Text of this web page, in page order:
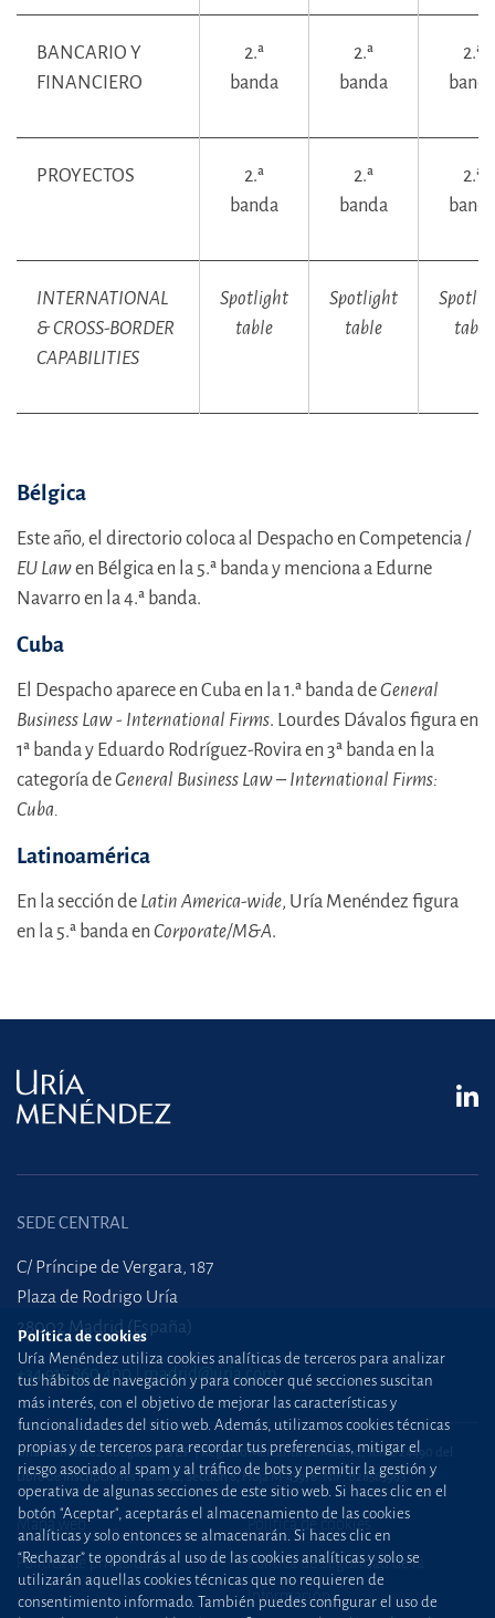
BANCARIO Y
FINANCIERO
2.ª
banda
2.ª
banda
2.ª
PROYECTOS
2.ª
banda
2.ª
banda
2.ª
INTERNATIONAL
& CROSS-BORDER
CAPABILITIES
Spotlight
table
Spotlight
table
table
Bélgica
Este año, el directorio coloca al Despacho en Competencia /
EU Lawen Bélgica en la 5.ª banda y menciona a Edurne
Navarro en la 4.ª banda.
Cuba
El Despacho aparece en Cuba en la 1.ª banda deGeneral
Business Law - International Firms. Lourdes Dávalos figura en
1ª banda y Eduardo Rodríguez-Rovira en 3ª banda en la
categoría deGeneral Business Law – International Firms:
Cuba.
Latinoamérica
En la sección de Latin America-wide, Uría Menéndez figura
en la 5.ª banda en Corporate/M&A.
SEDE CENTRAL
C/ Príncipe de Vergara, 187
Plaza de Rodrigo Uría
28002 Madrid (España)
+34 915 860 400 madrid@uria.com
Uría Menéndez Abogados, S.L.P. | Registro Mercantil de Madrid, Tomo 24490 del
Libro de Inscripciones Folio 42, Sección 8, Hoja M-43976. NIF: B28563963
Mapa web Política de cookies
Política de privacidad
Política de Seguridad de la
Información
Política de cookies
Uría Menéndez utiliza cookies analíticas de terceros para analizar
tus hábitos de navegación y para conocer qué secciones suscitan
más interés, con el objetivo de mejorar las características y
funcionalidades del sitio web. Además, utilizamos cookies técnicas
propias y de terceros para recordar tus preferencias, mitigar el
riesgo asociado al spam y al tráfico de bots y permitir la gestión y
operativa de algunas secciones de este sitio web. Si haces clic en el
botón "Aceptar", aceptarás el almacenamiento de las cookies
analíticas y solo entonces se almacenarán. Si haces clic en
“Rechazar” te opondrás al uso de las cookies analíticas y solo se
utilizarán aquellas cookies técnicas que no requieren de
consentimiento informado. También puedes configurar el uso de